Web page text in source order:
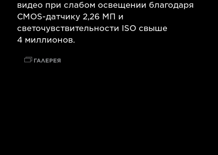
видео при слабом освещении благодаря
CMOS-датчику 2,26 МП и
светочувствительности ISO свыше
4 миллионов.
ГАЛЕРЕЯ